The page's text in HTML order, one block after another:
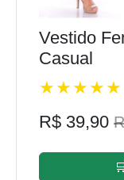
Vestido
Casual
R$ 39,90